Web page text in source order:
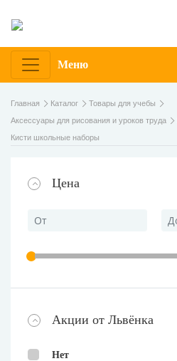
Меню
Главная Каталог
Товары для учебы
Аксессуары для рисования и уроков труда
Кисти школьные наборы
Цена
Акции от Львёнка
Нет